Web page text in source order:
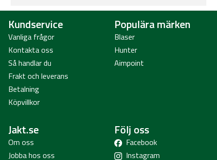
Kundservice
Vanliga frågor
Kontakta oss
Så handlar du
Frakt och leverans
Betalning
Köpvillkor
Populära märken
Blaser
Hunter
Aimpoint
Jakt.se
Om oss
Jobba hos oss
Följ oss
Facebook
Instagram